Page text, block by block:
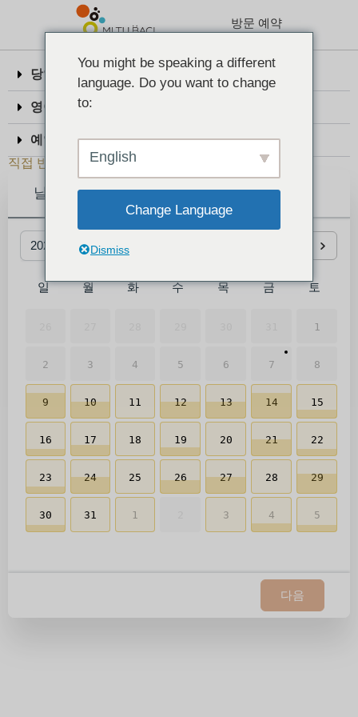
방문 예약
당일 테이크아웃에 대해
영어 번역 대응・면세 대응
예약 변경 및 취소에 대해서
직접 반지를 제작하고 싶다면 여기
날짜와 시간
2026
일 월 화 수 목 금 토
1일
2일 3일 4일 5일 6일 7일 8일
9일 10일 11일 12일 13일 14일 15일
16일 17일 18일 19일 20일 21일 22일
23일 24일 25일 26일 27일 28일 29일
30일 31일 1일 3일 4일 5일
다음
You might be speaking a different
language. Do you want to change
to:
English
Change Language
Dismiss